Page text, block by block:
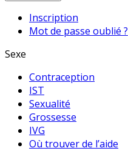
Inscription
Mot de passe oublié ?
Sexe
Contraception
IST
Sexualité
Grossesse
IVG
Où trouver de l’aide